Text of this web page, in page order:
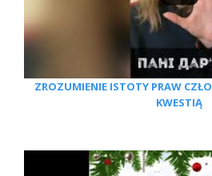
ZROZUMIENIE ISTOTY PRAW
KWESTIĄ